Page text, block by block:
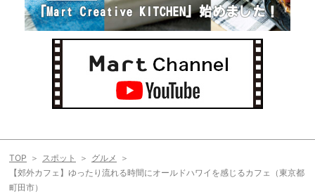
TOP スポット
グルメ
【郊外カフェ】ゆったり流れる時間にオールドハワイを感じるカフェ（東京都
町田市）